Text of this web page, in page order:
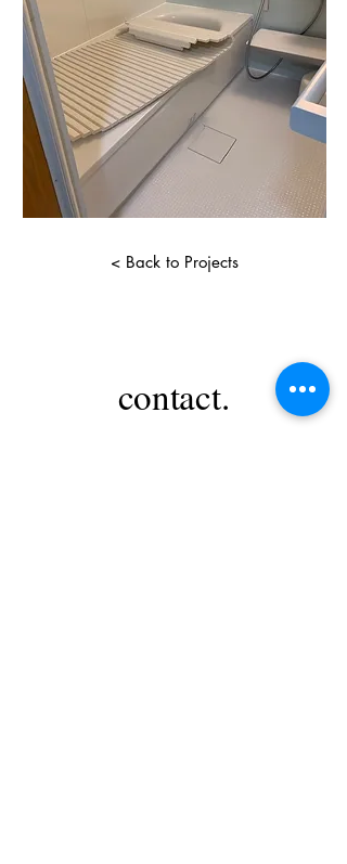
< Back to Projects
contact.